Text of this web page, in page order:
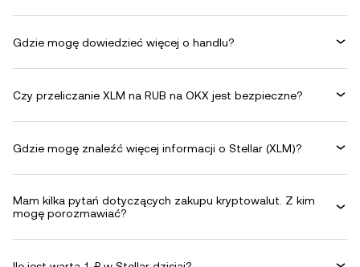
Gdzie mogę dowiedzieć więcej o handlu?
Czy przeliczanie XLM na RUB na OKX jest bezpieczne?
Gdzie mogę znaleźć więcej informacji o Stellar (XLM)?
Mam kilka pytań dotyczących zakupu kryptowalut. Z kim
mogę porozmawiać?